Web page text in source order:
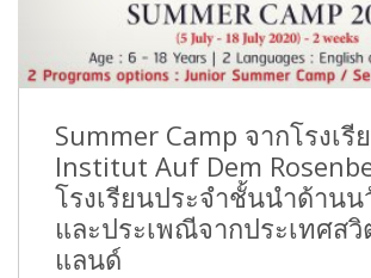
Summer Camp จากโรงเรี
Institut Auf Dem
โรงเรียนประจำชั้นนำด้านน
และประเพณีจากประเทศสวิ
แลนด์